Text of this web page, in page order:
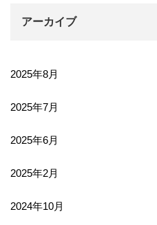
アーカイブ
2025年8月
2025年7月
2025年6月
2025年2月
2024年10月